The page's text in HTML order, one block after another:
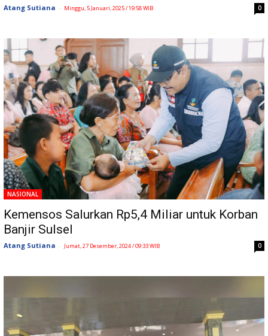
Atang Sutiana - Minggu, 5 Januari, 2025 / 19:58 WIB 0
NASIONAL
Kemensos Salurkan Rp5,4 Miliar untuk Korban
Banjir Sulsel
Atang Sutiana - Jumat, 27 Desember, 2024 / 09:33 WIB 0